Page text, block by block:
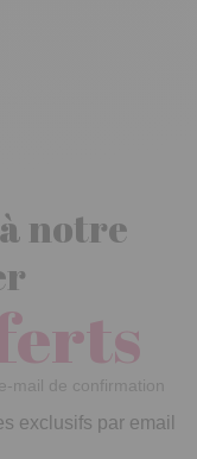
notre
mail de confirmation
exclusifs par email